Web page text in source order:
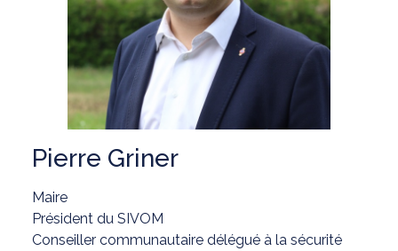
Pierre Griner
Maire
Président du SIVOM
Conseiller communautaire délégué à la sécurité